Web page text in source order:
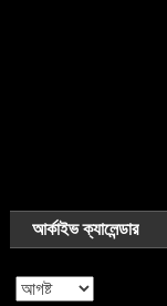
আর্কাইভ ক্যালেন্ডার